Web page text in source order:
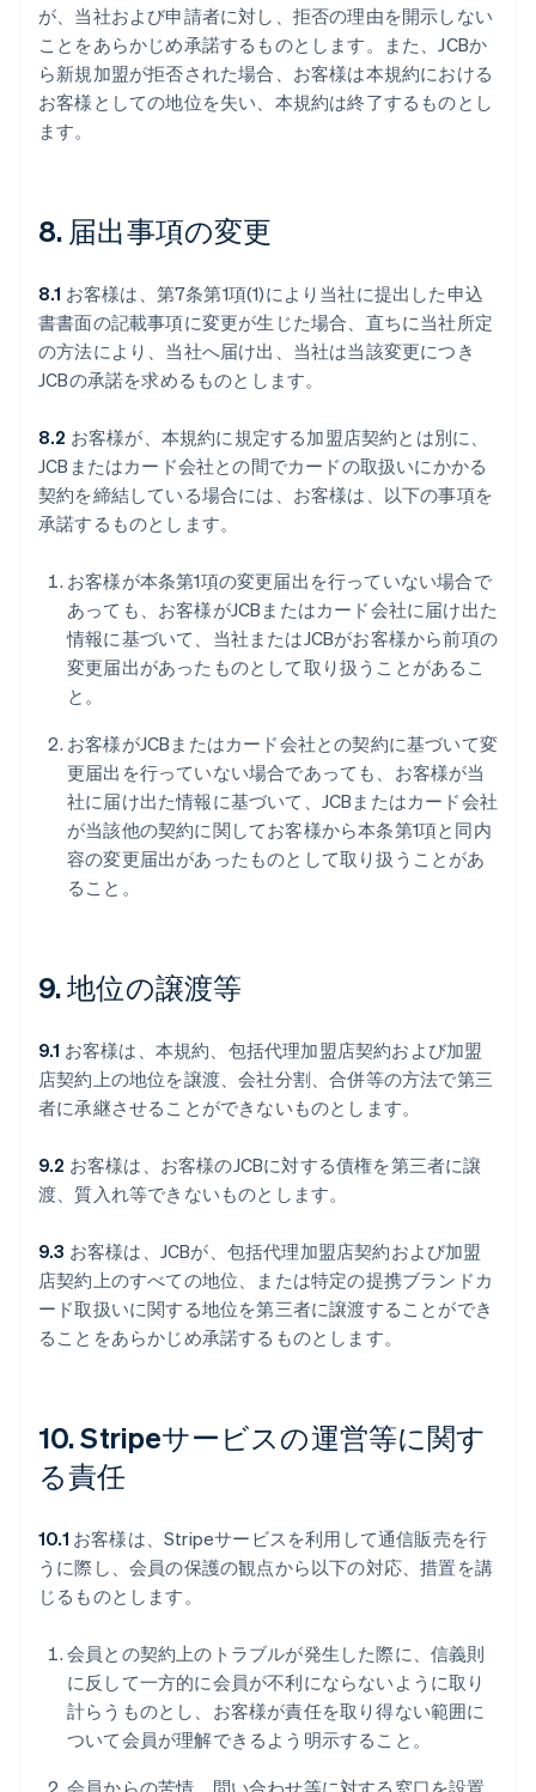
が、当社および申請者に対し、拒否の理由を開示しない
ことをあらかじめ承諾するものとします。また、JCBか
ら新規加盟が拒否された場合、お客様は本規約における
お客様としての地位を失い、本規約は終了するものとし
ます。
8. 届出事項の変更
8.1 お客様は、第7条第1項(1)により当社に提出した申込
書書面の記載事項に変更が生じた場合、直ちに当社所定
の方法により、当社へ届け出、当社は当該変更につき
JCBの承諾を求めるものとします。
8.2 お客様が、本規約に規定する加盟店契約とは別に、
JCBまたはカード会社との間でカードの取扱いにかかる
契約を締結している場合には、お客様は、以下の事項を
承諾するものとします。
お客様が本条第1項の変更届出を行っていない場合で
あっても、お客様がJCBまたはカード会社に届け出た
情報に基づいて、当社またはJCBがお客様から前項の
変更届出があったものとして取り扱うことがあるこ
と。
お客様がJCBまたはカード会社との契約に基づいて変
更届出を行っていない場合であっても、お客様が当
社に届け出た情報に基づいて、JCBまたはカード会社
が当該他の契約に関してお客様から本条第1項と同内
容の変更届出があったものとして取り扱うことがあ
ること。
9. 地位の譲渡等
9.1 お客様は、本規約、包括代理加盟店契約および加盟
店契約上の地位を譲渡、会社分割、合併等の方法で第三
者に承継させることができないものとします。
9.2 お客様は、お客様のJCBに対する債権を第三者に譲
渡、質入れ等できないものとします。
9.3 お客様は、JCBが、包括代理加盟店契約および加盟
店契約上のすべての地位、または特定の提携ブランドカ
ード取扱いに関する地位を第三者に譲渡することができ
ることをあらかじめ承諾するものとします。
10. Stripeサービスの運営等に関す
る責任
10.1 お客様は、Stripeサービスを利用して通信販売を行
うに際し、会員の保護の観点から以下の対応、措置を講
じるものとします。
会員との契約上のトラブルが発生した際に、信義則
に反して一方的に会員が不利にならないように取り
計らうものとし、お客様が責任を取り得ない範囲に
ついて会員が理解できるよう明示すること。
会員からの苦情、問い合わせ等に対する窓口を設置